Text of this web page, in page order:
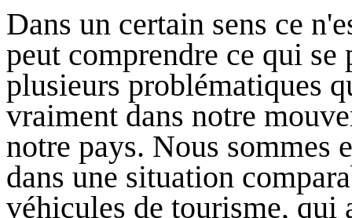
Dans un certain sens ce
peut comprendre ce qui
plusieurs problématiques
vraiment dans notre
notre pays. Nous sommes
dans une situation
véhicules de tourisme, qui